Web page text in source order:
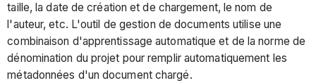
taille, la date de création et de chargement, le nom de
l'auteur, etc. L'outil de gestion de documents utilise une
combinaison d'apprentissage automatique et de la norme de
dénomination du projet pour remplir automatiquement les
métadonnées d'un document chargé.